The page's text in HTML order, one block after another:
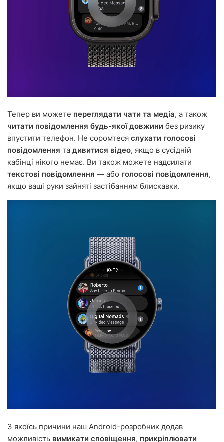
Тепер ви можете переглядати чати та медіа, а також
читати повідомлення будь-якої довжини без ризику
впустити телефон. Не соромтеся слухати голосові
повідомлення та дивитися відео, якщо в сусідній
кабінці нікого немає. Ви також можете надсилати
текстові повідомлення — або голосові повідомлення,
якщо ваші руки зайняті застібанням блискавки.
З якоїсь причини наш Android-розробник додав
можливість вимикати сповіщення, прикріплювати